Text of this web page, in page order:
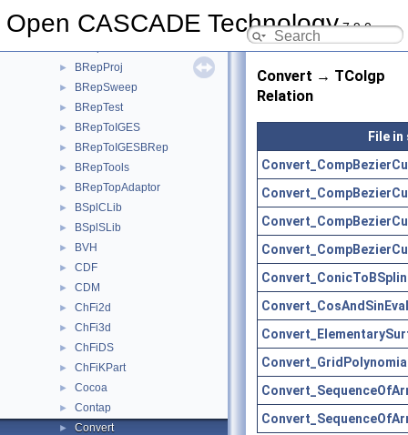
Open CASCADE Technology7.9.0
BRepPrim
► BRepProj
► BRepSweep
► BRepTest
► BRepToIGES
► BRepToIGESBRep
► BRepTools
► BRepTopAdaptor
► BSplCLib
► BSplSLib
► BVH
► CDF
► CDM
► ChFi2d
► ChFi3d
► ChFiDS
► ChFiKPart
► Cocoa
► Contap
► Convert
Convert → TColgp
Relation
File